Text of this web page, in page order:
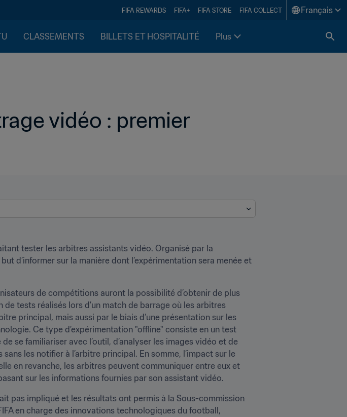
FIFA REWARDS FIFA+ FIFA STORE FIFA COLLECT Français
CLASSEMENTS BILLETS ET HOSPITALITÉ Plus
vidéo : premier
tester les arbitres assistants vidéo. Organisé par la
d’informer sur la manière dont l’expérimentation sera menée et
de compétitions auront la possibilité d’obtenir de plus
tests réalisés lors d’un match de barrage où les arbitres
principal, mais aussi par le biais d’une présentation sur les
Ce type d’expérimentation "offline" consiste en un test
se familiariser avec l’outil, d’analyser les images vidéo et de
les notifier à l’arbitre principal. En somme, l’impact sur le
en revanche, les arbitres peuvent communiquer entre eux et
sur les informations fournies par son assistant vidéo.
pas impliqué et les résultats ont permis à la Sous-commission
en charge des innovations technologiques du football,